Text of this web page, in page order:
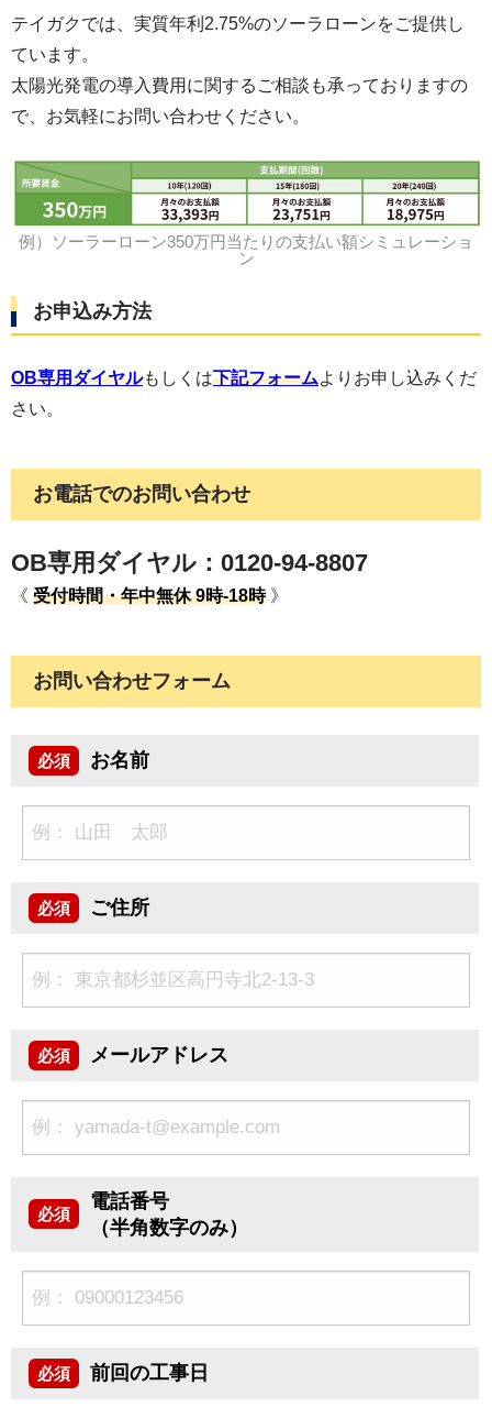
テイガクでは、実質年利2.75%のソーラローンをご提供し
ています。
太陽光発電の導入費用に関するご相談も承っておりますの
で、お気軽にお問い合わせください。
例）ソーラーローン350万円当たりの支払い額シミュレーショ
ン
お申込み方法
OB専用ダイヤルもしくは下記フォームよりお申し込みくだ
さい。
お電話でのお問い合わせ
OB専用ダイヤル：0120-94-8807
《 受付時間・年中無休 9時-18時》
お問い合わせフォーム
必須 お名前
必須 ご住所
必須 メールアドレス
必須
電話番号
（半角数字のみ）
必須 前回の工事日